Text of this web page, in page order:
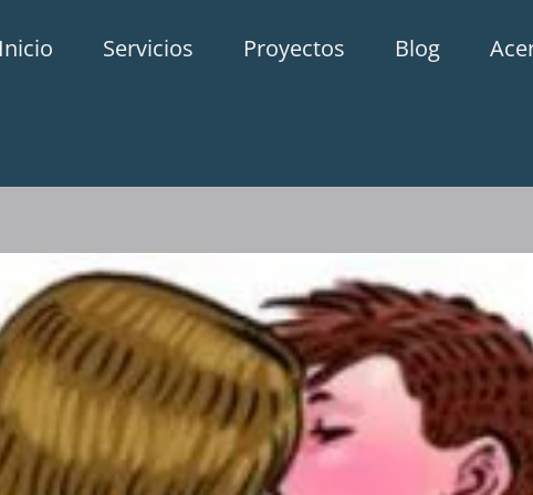
Inicio Servicios Proyectos Blog